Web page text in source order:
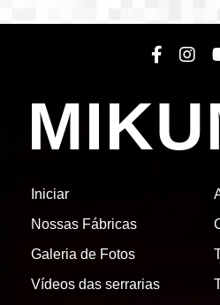
Iniciar
Nossas Fábricas
Galeria de Fotos
Vídeos das serrarias